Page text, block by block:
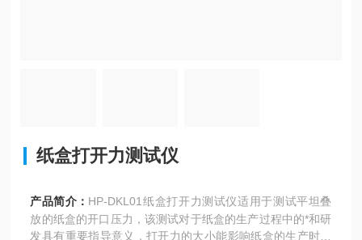
纸盒打开力测试仪
产品简介： HP-DKL01纸盒打开力测试仪适用于测试平坦叠
放的纸盒的开口压力，该测试对于纸盒的生产过程中的*和研
发具有重要指导意义，打开力的大小能影响纸盒的生产时间